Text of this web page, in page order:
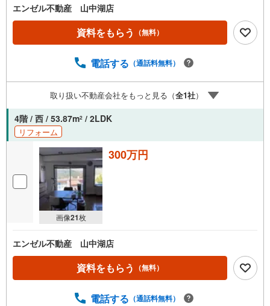
エンゼル不動産 山中湖店
資料をもらう （無料）
電話する （通話料無料）
取り扱い不動産会社をもっと見る（全1社）
4階 / 西 / 53.87m2 / 2LDK
リフォーム
画像21枚
300万円
エンゼル不動産 山中湖店
資料をもらう （無料）
電話する （通話料無料）